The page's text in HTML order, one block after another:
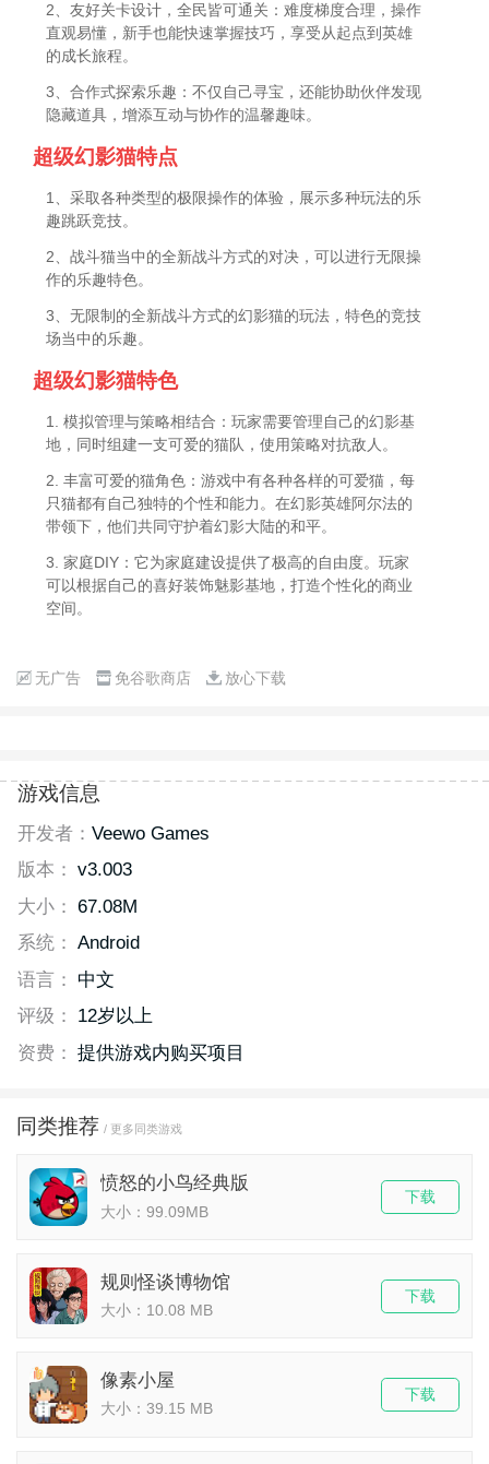
2、友好关卡设计，全民皆可通关：难度梯度合理，操作
直观易懂，新手也能快速掌握技巧，享受从起点到英雄
的成长旅程。
3、合作式探索乐趣：不仅自己寻宝，还能协助伙伴发现
隐藏道具，增添互动与协作的温馨趣味。
超级幻影猫特点
1、采取各种类型的极限操作的体验，展示多种玩法的乐
趣跳跃竞技。
2、战斗猫当中的全新战斗方式的对决，可以进行无限操
作的乐趣特色。
3、无限制的全新战斗方式的幻影猫的玩法，特色的竞技
场当中的乐趣。
超级幻影猫特色
1. 模拟管理与策略相结合：玩家需要管理自己的幻影基
地，同时组建一支可爱的猫队，使用策略对抗敌人。
2. 丰富可爱的猫角色：游戏中有各种各样的可爱猫，每
只猫都有自己独特的个性和能力。在幻影英雄阿尔法的
带领下，他们共同守护着幻影大陆的和平。
3. 家庭DIY：它为家庭建设提供了极高的自由度。玩家
可以根据自己的喜好装饰魅影基地，打造个性化的商业
空间。
无广告 免谷歌商店 放心下载
游戏信息
开发者： Veewo Games
版本： v3.003
大小： 67.08M
系统： Android
语言：
中文
评级：
12岁以上
资费： 提供游戏内购买项目
同类推荐 / 更多同类游戏
愤怒的小鸟经典版
大小：99.09MB
下载
规则怪谈博物馆
大小：10.08 MB
下载
像素小屋
大小：39.15 MB
下载